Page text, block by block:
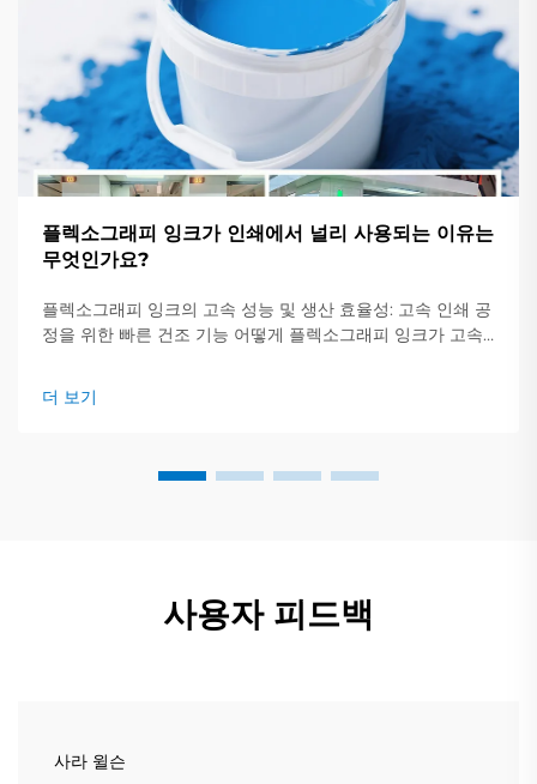
플렉소그래피 잉크가 인쇄에서 널리 사용되는 이유는
무엇인가요?
플렉소그래피 잉크의 고속 성능 및 생산 효율성: 고속 인쇄 공
정을 위한 빠른 건조 기능 어떻게 플렉소그래피 잉크가 고속
보세요. 플렉소그래피 인쇄 잉크는 매우 빠르게 마르기 때문
에 대량 인쇄 작업에 적합합니다.
더 보기
사용자 피드백
사라 윌슨